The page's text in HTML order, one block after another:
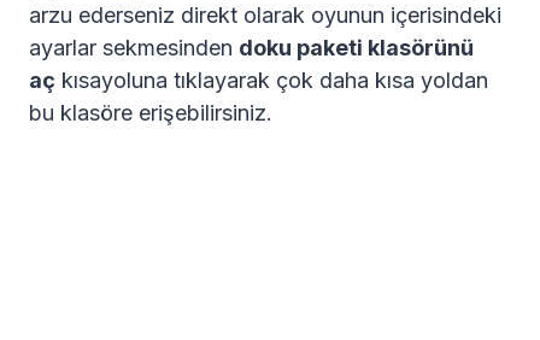
arzu ederseniz direkt olarak oyunun içerisindeki
ayarlar sekmesinden doku paketi klasörünü
aç kısayoluna tıklayarak çok daha kısa yoldan
bu klasöre erişebilirsiniz.